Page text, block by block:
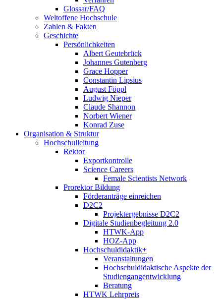
Glossar/FAQ
Weltoffene Hochschule
Zahlen & Fakten
Geschichte
Persönlichkeiten
Albert Geutebrück
Johannes Gutenberg
Grace Hopper
Constantin Lipsius
August Föppl
Ludwig Nieper
Claude Shannon
Norbert Wiener
Konrad Zuse
Organisation & Struktur
Hochschulleitung
Rektor
Exportkontrolle
Science Careers
Female Scientists Network
Prorektor Bildung
Förderanträge einreichen
D2C2
Projektergebnisse D2C2
Digitale Studienbegleitung 2.0
HTWK-App
HOZ-App
Hochschuldidaktik+
Veranstaltungen
Hochschuldidaktische Aspekte der
Studiengangentwicklung
Beratung
HTWK Lehrpreis